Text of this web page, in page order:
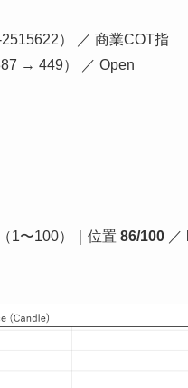
） ／ 商業COT指
→ 449） ／ Open
1〜100）｜位置 86/100 ／